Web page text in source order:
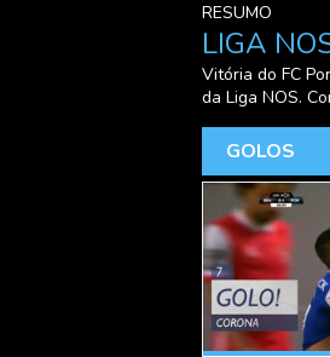
RESUMO
LIGA
Vitória do FC
da Liga NOS.
GOLOS